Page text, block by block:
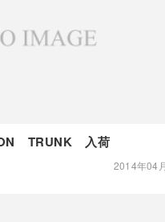
TRUNK 入荷
2014年04